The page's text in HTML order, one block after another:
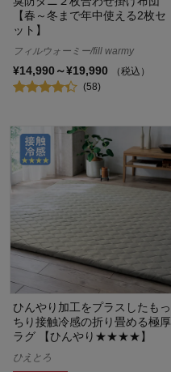
【春～冬まで年中使える2枚セ
ット】
フィルウォーミー/fill warmy
¥14,990～¥19,990
（税込）
(58)
ひんやり加工をプラスしたもっ
ちり接触冷感の折り畳める極厚
ラグ 【ひんやり★★★★】
ひえとろ